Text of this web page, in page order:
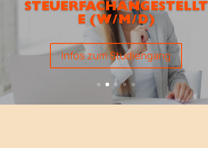
STEUERFACHANGESTELLT
E (W/M/D)
Infos zum Studiengang